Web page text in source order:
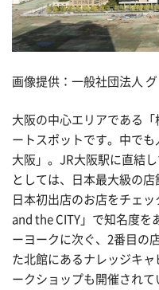
画像提供：一般社団法人
大阪の中心エリアである
ートスポットです。中で
大阪」。JR大阪駅に直結
としては、日本最大級の店
日本初出店のお店をチェ
and the CITY」で知名度を
ーヨークに次ぐ、2番目
た北館にあるナレッジキ
ークショップも開催され